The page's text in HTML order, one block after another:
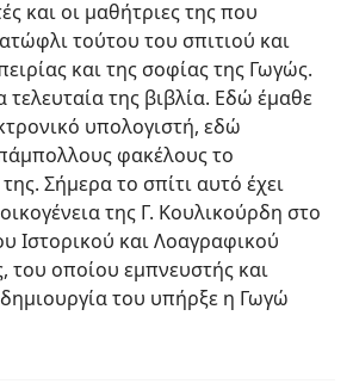
και οι μαθήτριες της που
τούτου του σπιτιού και
και της σοφίας της Γωγώς.
της βιβλία. Εδώ έμαθε
υπολογιστή, εδώ
φακέλους το
Σήμερα το σπίτι αυτό έχει
της Γ. Κουλικούρδη στο
Ιστορικού και Λοαγραφικού
του οποίου εμπνευστής και
του υπήρξε η Γωγώ